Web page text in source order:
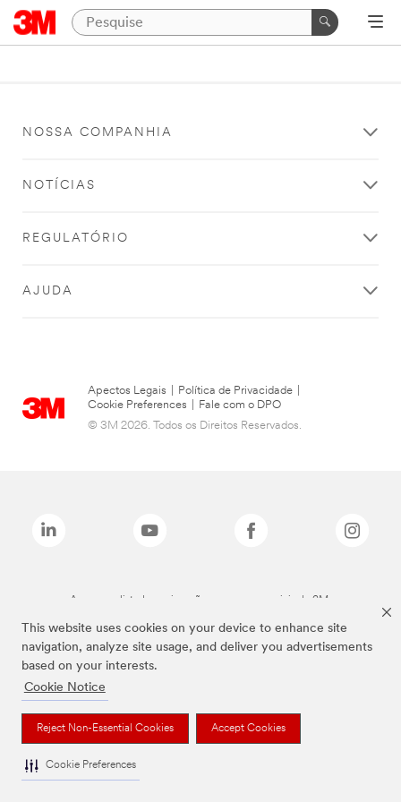
This website uses cookies on your device to enhance site
navigation, analyze site usage, and deliver you advertisements
based on your interests.
Cookie Notice
Reject Non-Essential Cookies Accept Cookies
Cookie Preferences
NOSSA COMPANHIA
NOTÍCIAS
REGULATÓRIO
AJUDA
Apectos Legais Política de Privacidade
Cookie Preferences
Fale com o DPO
© 3M 2026. Todos os Direitos Reservados.
As marcas listadas a cima são marcas comerciais da 3M.